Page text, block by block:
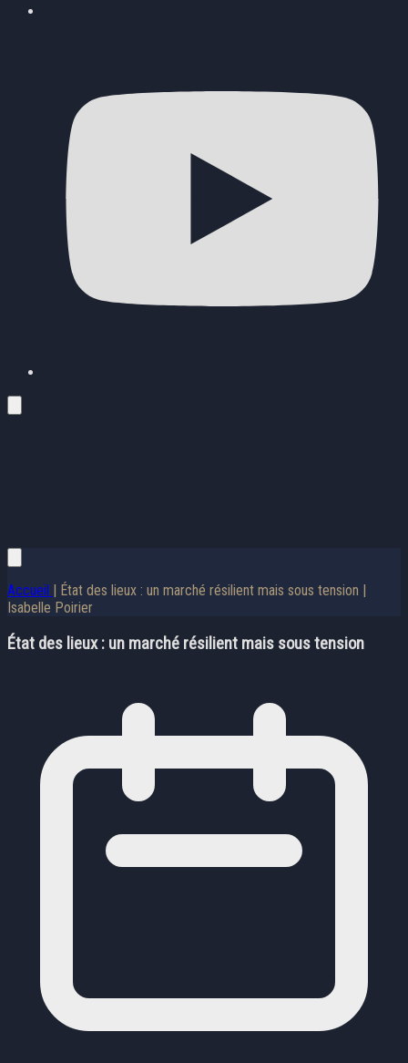
Accueil | État des lieux : un marché résilient mais sous tension |
Isabelle Poirier
État des lieux : un marché résilient mais sous tension